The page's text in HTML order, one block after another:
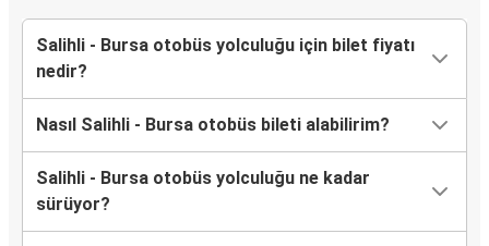
Salihli - Bursa otobüs yolculuğu için bilet fiyatı
nedir?
Nasıl Salihli - Bursa otobüs bileti alabilirim?
Salihli - Bursa otobüs yolculuğu ne kadar
sürüyor?